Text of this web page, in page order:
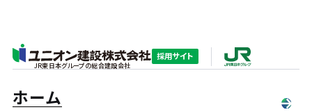
JR東日本グループの総合建設会社
採用サイト
ホーム